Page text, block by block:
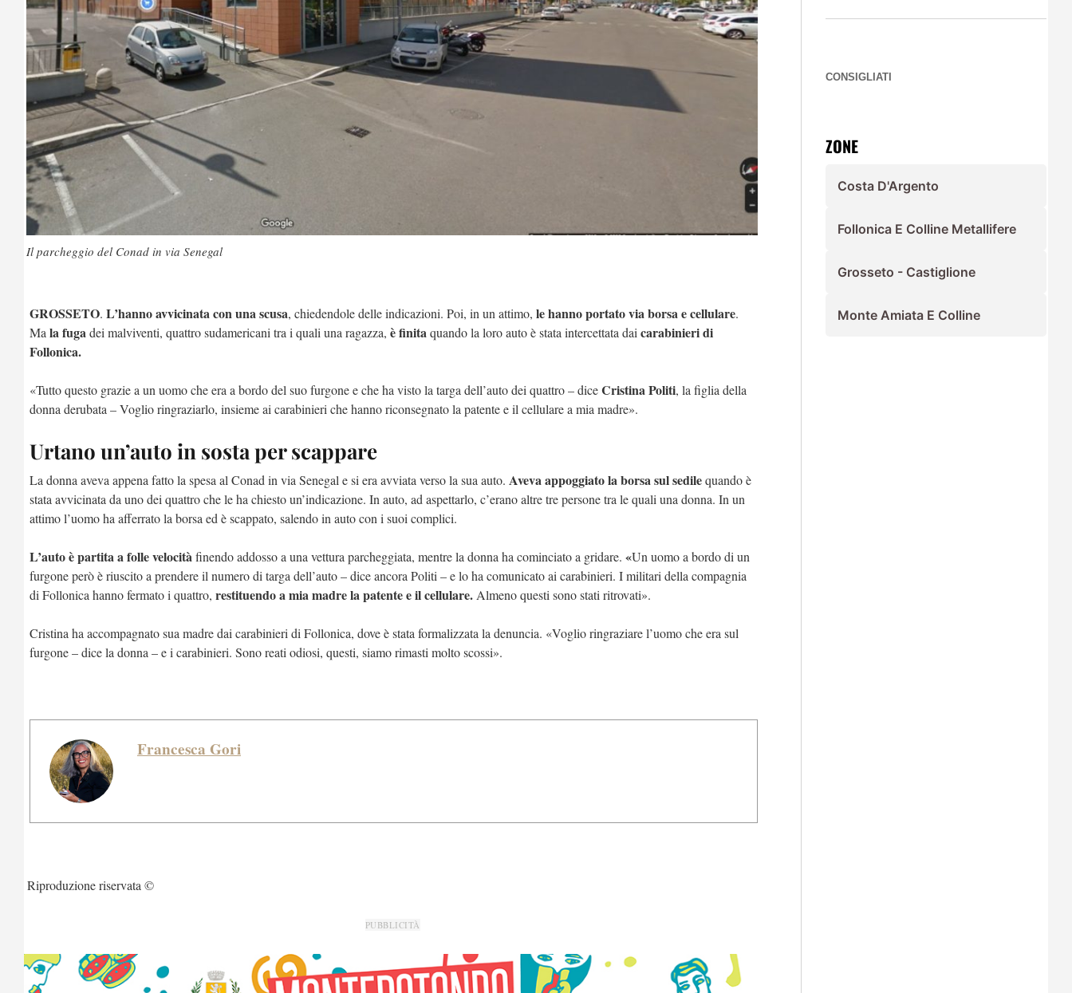
Il parcheggio del Conad in via Senegal
GROSSETO. L’hanno avvicinata con una scusa, chiedendole delle indicazioni. Poi, in un attimo, le hanno portato via borsa e cellulare.
Ma la fuga dei malviventi, quattro sudamericani tra i quali una ragazza, è finita quando la loro auto è stata intercettata dai carabinieri di
Follonica.
«Tutto questo grazie a un uomo che era a bordo del suo furgone e che ha visto la targa dell’auto dei quattro – diceCristina Politi, la figlia della
donna derubata – Voglio ringraziarlo, insieme ai carabinieri che hanno riconsegnato la patente e il cellulare a mia madre».
Urtano un’auto in sosta per scappare
La donna aveva appena fatto la spesa al Conad in via Senegal e si era avviata verso la sua auto. Aveva appoggiato la borsa sul sedilequando è
stata avvicinata da uno dei quattro che le ha chiesto un’indicazione. In auto, ad aspettarlo, c’erano altre tre persone tra le quali una donna. In un
attimo l’uomo ha afferrato la borsa ed è scappato, salendo in auto con i suoi complici.
L’auto è partita a folle velocità finendo addosso a una vettura parcheggiata, mentre la donna ha cominciato a gridare. «Un uomo a bordo di un
furgone però è riuscito a prendere il numero di targa dell’auto – dice ancora Politi – e lo ha comunicato ai carabinieri. I militari della compagnia
di Follonica hanno fermato i quattro, restituendo a mia madre la patente e il cellulare. Almeno questi sono stati ritrovati».
Cristina ha accompagnato sua madre dai carabinieri di Follonica, dove è stata formalizzata la denuncia. «Voglio ringraziare l’uomo che era sul
furgone – dice la donna – e i carabinieri. Sono reati odiosi, questi, siamo rimasti molto scossi».
Francesca Gori
Riproduzione riservata ©
PUBBLICITÀ
CONSIGLIATI
ZONE
Costa D'Argento
Follonica E Colline Metallifere
Grosseto - Castiglione
Monte Amiata E Colline